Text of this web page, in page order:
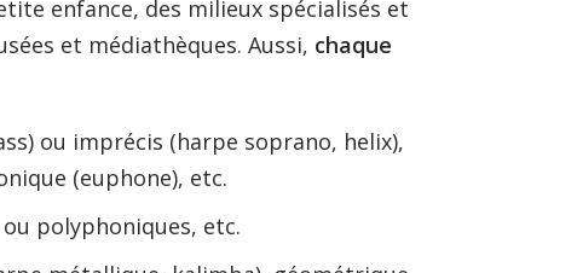
enfance, des milieux spécialisés et
et médiathèques. Aussi, chaque
ou imprécis (harpe soprano, helix),
(euphone), etc.
polyphoniques, etc.